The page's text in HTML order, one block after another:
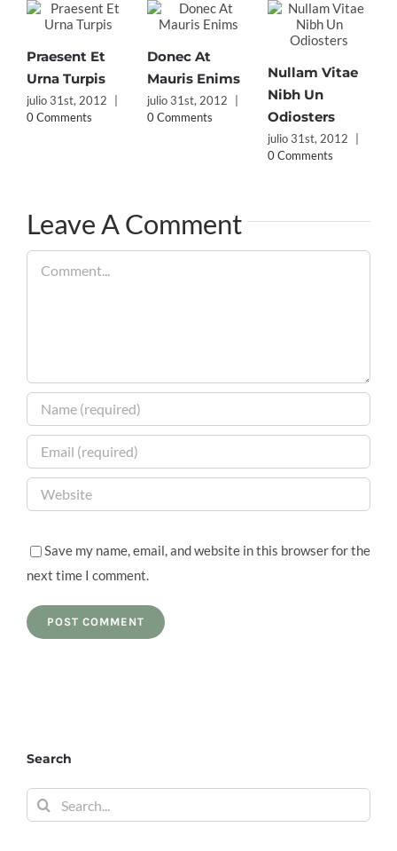
Praesent Et
Urna Turpis
julio 31st, 2012
|
0 Comments
Donec At
Mauris Enims
julio 31st, 2012
|
0 Comments
Nullam Vitae
Nibh Un
Odiosters
julio 31st, 2012
|
0 Comments
Leave A Comment
Save my name, email, and website in this browser for the
next time I comment.
Search
Search
for: